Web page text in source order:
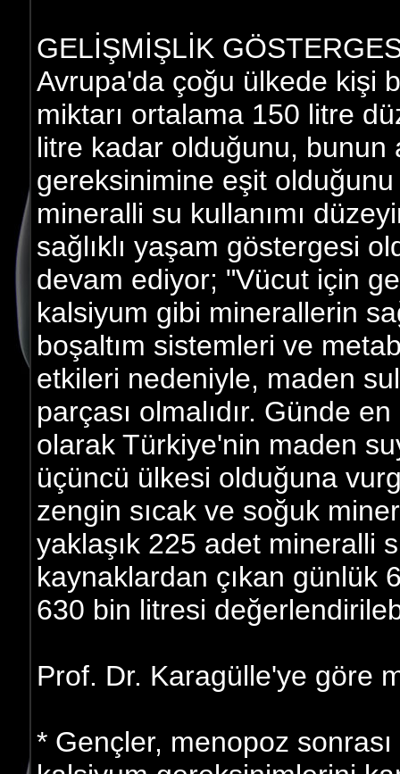
GELİŞMİŞLİK
Avrupa'da çoğu ülkede kişi
miktarı ortalama 150 litre
litre kadar olduğunu, bunun
gereksinimine eşit
mineralli su kullanımı
sağlıklı yaşam göstergesi
devam ediyor; "Vücut için
kalsiyum gibi minerallerin
boşaltım sistemleri ve
etkileri nedeniyle, maden
parçası olmalıdır. Günde
olarak Türkiye'nin maden
üçüncü ülkesi olduğuna
zengin sıcak ve soğuk
yaklaşık 225 adet mineralli
kaynaklardan çıkan günlük
630 bin litresi
Prof. Dr. Karagülle'ye göre
* Gençler, menopoz